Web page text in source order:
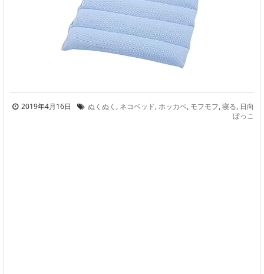
2019年4月16日 ぬくぬく , ネコベッド,ホッカペ, モフモフ,寝る, 日向
ぼっこ